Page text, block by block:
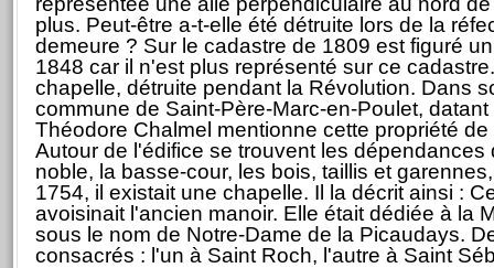
plus. Peut-être a-t-elle été détruite lors de la
demeure ? Sur le cadastre de 1809 est figuré
1848 car il n'est plus représenté sur ce
chapelle, détruite pendant la Révolution. Dans
commune de Saint-Père-Marc-en-Poulet,
Théodore Chalmel mentionne cette propriété
Autour de l'édifice se trouvent les dépendances
noble, la basse-cour, les bois, taillis et
1754, il existait une chapelle. Il la décrit ainsi :
avoisinait l'ancien manoir. Elle était dédiée à la
sous le nom de Notre-Dame de la Picaudays.
consacrés : l'un à Saint Roch, l'autre à Saint